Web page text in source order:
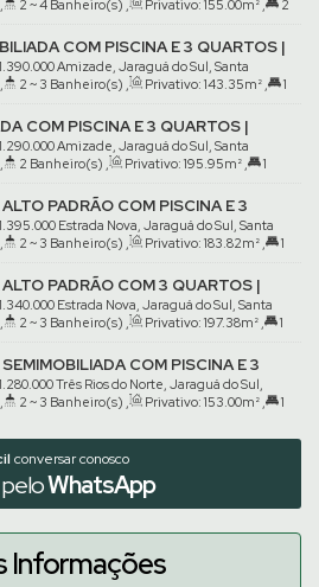
, 2 ~ 4 Banheiro(s) , Privativo: 155.00m² ,
2
COM PISCINA E 3 QUARTOS |
1.390.000Amizade, Jaraguá do Sul, Santa
, 2 ~ 3 Banheiro(s) , Privativo: 143.35m² ,
1
COM PISCINA E 3 QUARTOS |
1.290.000Amizade, Jaraguá do Sul, Santa
, 2 Banheiro(s) , Privativo: 195.95m² ,
1
PADRÃO COM PISCINA E 3
NOVA
1.395.000 Estrada Nova, Jaraguá do Sul, Santa
, 2 ~ 3 Banheiro(s) , Privativo: 183.82m² ,
1
PADRÃO COM 3 QUARTOS |
1.340.000 Estrada Nova, Jaraguá do Sul, Santa
, 2 ~ 3 Banheiro(s) , Privativo: 197.38m² ,
1
COM PISCINA E 3
RIOS DO NORTE
1.280.000Três Rios do Norte, Jaraguá do Sul,
, 2 ~ 3 Banheiro(s) , Privativo: 153.00m² ,
1
conversar conosco
WhatsApp
Informações